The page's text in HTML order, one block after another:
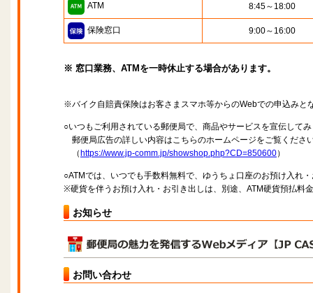
ATM 8:45～18:00
保険窓口 9:00～16:00
※ 窓口業務、ATMを一時休止する場合があります。
※バイク自賠責保険はお客さまスマホ等からのWebでの申込みと
○いつもご利用されている郵便局で、商品やサービスを宣伝して
郵便局広告の詳しい内容はこちらのホームページをご覧くださ
（ https://www.jp-comm.jp/showshop.php?CD=850600）
○ATMでは、いつでも手数料無料で、ゆうちょ口座のお預け入れ
※硬貨を伴うお預け入れ・お引き出しは、別途、ATM硬貨預払料
お知らせ
お問い合わせ